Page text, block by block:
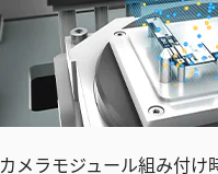
カメラモジュール組み付け